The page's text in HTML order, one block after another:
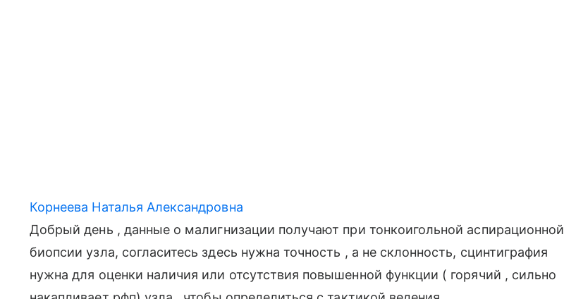
Корнеева Наталья Александровна
Добрый день , данные о малигнизации получают при тонкоигольной аспирационной
биопсии узла, согласитесь здесь нужна точность , а не склонность, сцинтиграфия
нужна для оценки наличия или отсутствия повышенной функции ( горячий , сильно